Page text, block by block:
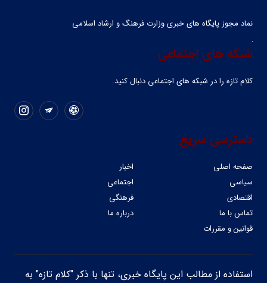
نماد مجوز پایگاه های خبری وزارت فرهنگ و ارشاد اسلامی
شبکه های اجتماعی
کلام تازه را در شبکه ‌های اجتماعی دنبال کنید.
دسترسی سریع
صفحه اصلی
اخبار
سیاسی
اجتماعی
اقتصادی
فرهنگی
تماس با ما
درباره ما
قوانین و مقررات
استفاده از مطالب این پایگاه خبری، تنها با ذکر "کلام تازه" به